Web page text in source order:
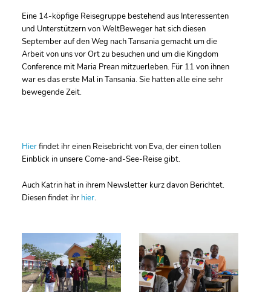
Eine 14-köpfige Reisegruppe bestehend aus Interessenten
und Unterstützern von WeltBeweger hat sich diesen
September auf den Weg nach Tansania gemacht um die
Arbeit von uns vor Ort zu besuchen und um die Kingdom
Conference mit Maria Prean mitzuerleben. Für 11 von ihnen
war es das erste Mal in Tansania. Sie hatten alle eine sehr
bewegende Zeit.
Hierfindet ihr einen Reisebricht von Eva, der einen tollen
Einblick in unsere Come-and-See-Reise gibt.
Auch Katrin hat in ihrem Newsletter kurz davon Berichtet.
Diesen findet ihr hier.